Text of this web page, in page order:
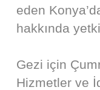
eden
hakkında
Gezi için
Hizmetler ve